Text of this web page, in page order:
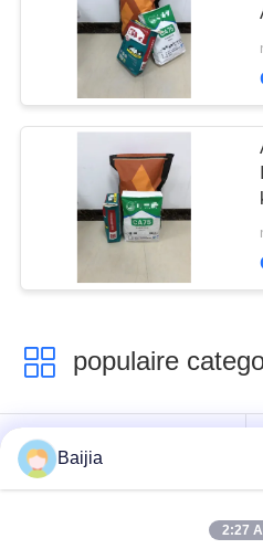
populaire
Het Document van
Multiwallkraftpapier
Zakken
Baijia
2:27